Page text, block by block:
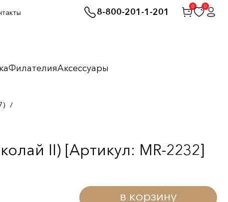
8-800-201-1-201
0 0
ФилателияАксессуары
/
II) [Артикул: MR-2232]
в корзину